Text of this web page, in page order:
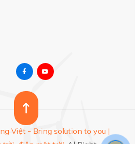
Việt - Bring solution to you |